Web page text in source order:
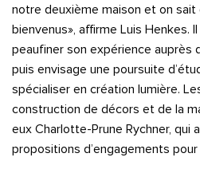
notre deuxième maison et on sait
bienvenus», affirme Luis Henkes.
peaufiner son expérience auprès
puis envisage une poursuite
spécialiser en création lumière.
construction de décors et de la
eux Charlotte-Prune Rychner, qui
propositions d’engagements